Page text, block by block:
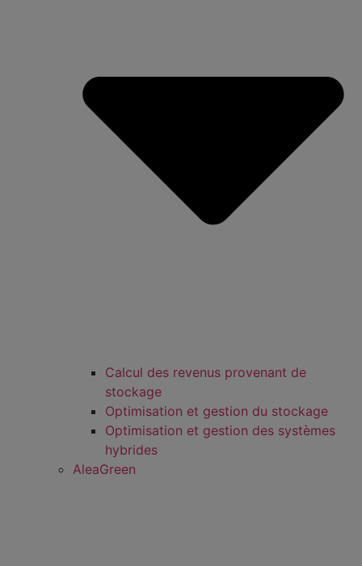
Calcul des revenus provenant de
stockage
Optimisation et gestion du stockage
Optimisation et gestion des systèmes
hybrides
AleaGreen